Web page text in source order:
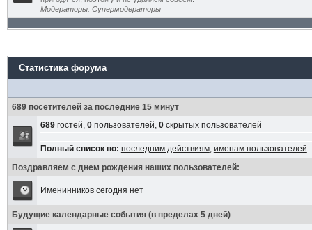
Модераторы: Супермодераторы
Статистика форума
689 посетителей за последние 15 минут
689гостей, 0пользователей, 0скрытых пользователей
Полный список по: последним действиям, именам пользователей
Поздравляем с днем рождения наших пользователей:
Именинников сегодня нет
Будущие календарные события (в пределах 5 дней)